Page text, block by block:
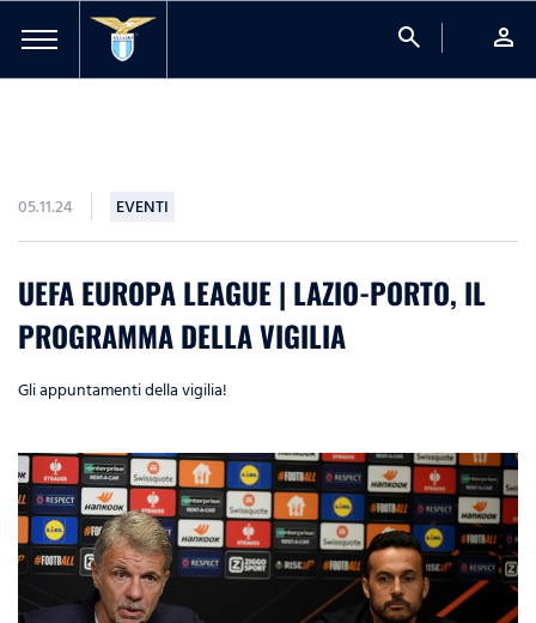
search person
05.11.24 EVENTI
UEFA EUROPA LEAGUE | LAZIO-PORTO, IL
PROGRAMMA DELLA VIGILIA
Gli appuntamenti della vigilia!